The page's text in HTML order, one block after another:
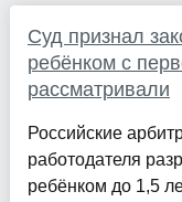
Суд признал
ребёнком с
рассматривали
Российские
работодателя
ребёнком до 1,5